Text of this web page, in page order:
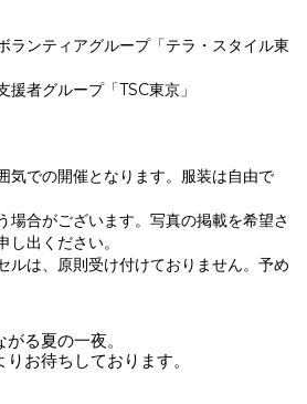
ランティアグループ「テラ・スタイル東
者グループ「TSC東京」
気での開催となります。服装は自由で
場合がございます。写真の掲載を希望さ
出ください。
ルは、原則受け付けておりません。予め
る夏の一夜。
お待ちしております。